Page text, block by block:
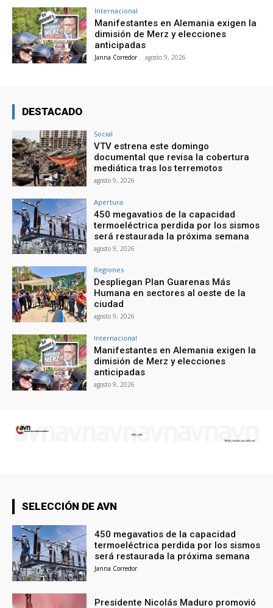
Internacional
Manifestantes en Alemania exigen la
dimisión de Merz y elecciones
anticipadas
Janna Corredor - agosto 9, 2026
DESTACADO
Social
VTV estrena este domingo
documental que revisa la cobertura
mediática tras los terremotos
agosto 9, 2026
Apertura
450 megavatios de la capacidad
termoeléctrica perdida por los sismos
será restaurada la próxima semana
agosto 9, 2026
Regiones
Despliegan Plan Guarenas Más
Humana en sectores al oeste de la
ciudad
agosto 9, 2026
Internacional
Manifestantes en Alemania exigen la
dimisión de Merz y elecciones
anticipadas
agosto 9, 2026
SELECCIÓN DE AVN
450 megavatios de la capacidad
termoeléctrica perdida por los sismos
será restaurada la próxima semana
Janna Corredor
Presidente Nicolás Maduro promovió